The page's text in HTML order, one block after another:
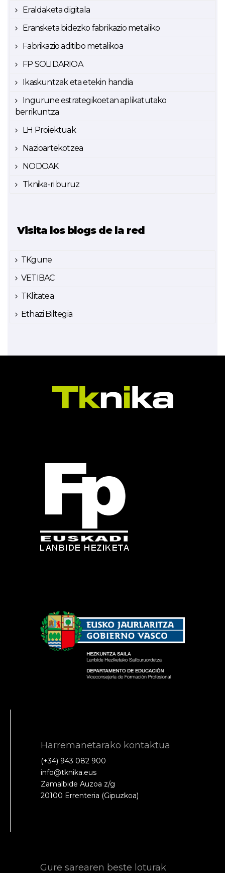
Eraldaketa digitala
Eransketa bidezko fabrikazio metaliko
Fabrikazio aditibo metalikoa
FP SOLIDARIOA
Ikaskuntzak eta etekin handia
Ingurune estrategikoetan aplikatutako
berrikuntza
LH Proiektuak
Nazioartekotzea
NODOAK
Tknika-ri buruz
Visita los blogs de la red
TKgune
VETIBAC
TKlitatea
Ethazi Biltegia
Harremanetarako kontaktua
(+34) 943 082 900
info@tknika.eus
Zamalbide Auzoa z/g
20100 Errenteria (Gipuzkoa)
Gure sarearen beste loturak